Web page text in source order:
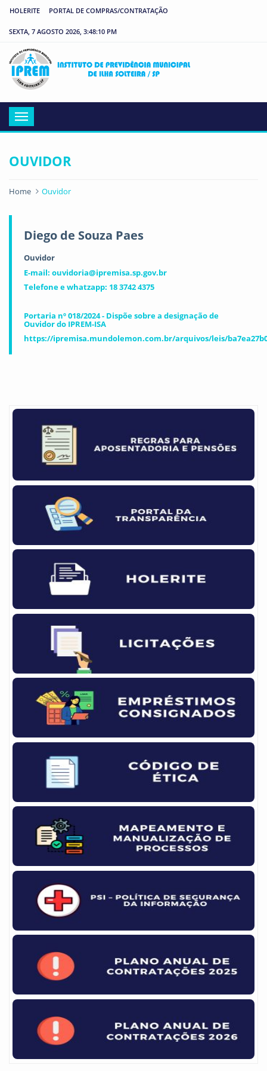
HOLERITE PORTAL DE COMPRAS/CONTRATAÇÃO
SEXTA, 7 AGOSTO 2026, 3:48:11 PM
Menu
OUVIDOR
Home Ouvidor
Diego de Souza Paes
Ouvidor
E-mail: ouvidoria@ipremisa.sp.gov.br
Telefone e whatzapp: 18 3742 4375
Portaria nº 018/2024 - Dispõe sobre a designação de
Ouvidor do IPREM-ISA
https://ipremisa.mundolemon.com.br/arquivos/leis/